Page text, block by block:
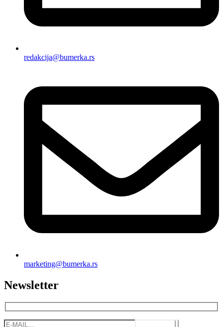
redakcija@bumerka.rs
marketing@bumerka.rs
Newsletter